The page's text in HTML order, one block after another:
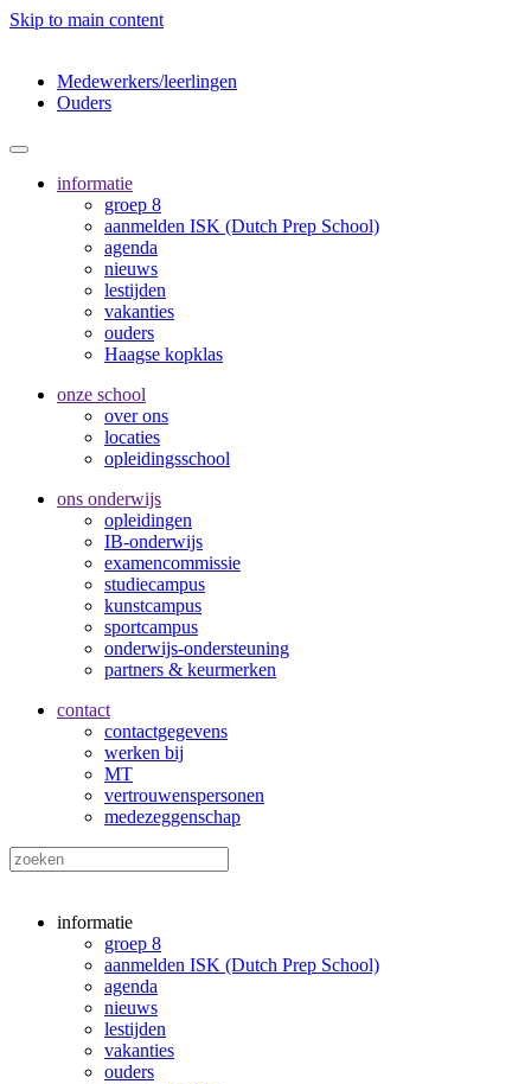
Skip to main content
Medewerkers/leerlingen
Ouders
informatie
groep 8
aanmelden ISK (Dutch Prep School)
agenda
nieuws
lestijden
vakanties
ouders
Haagse kopklas
onze school
over ons
locaties
opleidingsschool
ons onderwijs
opleidingen
IB-onderwijs
examencommissie
studiecampus
kunstcampus
sportcampus
onderwijs-ondersteuning
partners & keurmerken
contact
contactgegevens
werken bij
MT
vertrouwenspersonen
medezeggenschap
informatie
groep 8
aanmelden ISK (Dutch Prep School)
agenda
nieuws
lestijden
vakanties
ouders